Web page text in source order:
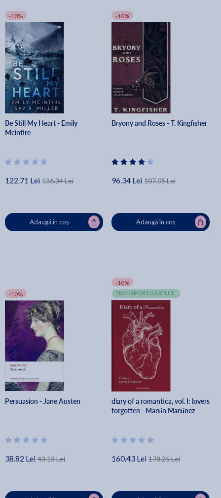
-10%
Be Still My Heart - Emily
Mcintire
122.71 Lei 136.34 Lei
Adaugă în coș
-10%
Bryony and Roses - T. Kingfisher
96.34 Lei 107.05 Lei
Adaugă în coș
-10%
Persuasion - Jane Austen
38.82 Lei 43.13 Lei
-10%
TRANSPORT GRATUIT
diary of a romantica, vol. I: lovers
forgotten - Martín Martínez
160.43 Lei 178.25 Lei